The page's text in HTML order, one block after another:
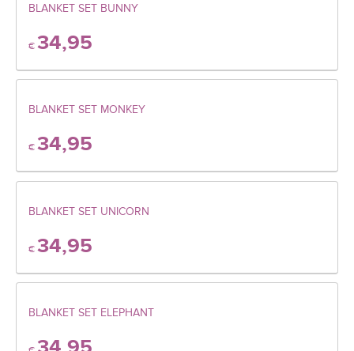
BLANKET SET BUNNY
€ 34,95
BLANKET SET MONKEY
€ 34,95
BLANKET SET UNICORN
€ 34,95
BLANKET SET ELEPHANT